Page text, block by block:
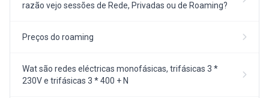
razão vejo sessões de Rede, Privadas ou de Roaming?
Preços do roaming
Wat são redes eléctricas monofásicas, trifásicas 3 *
230V e trifásicas 3 * 400 + N